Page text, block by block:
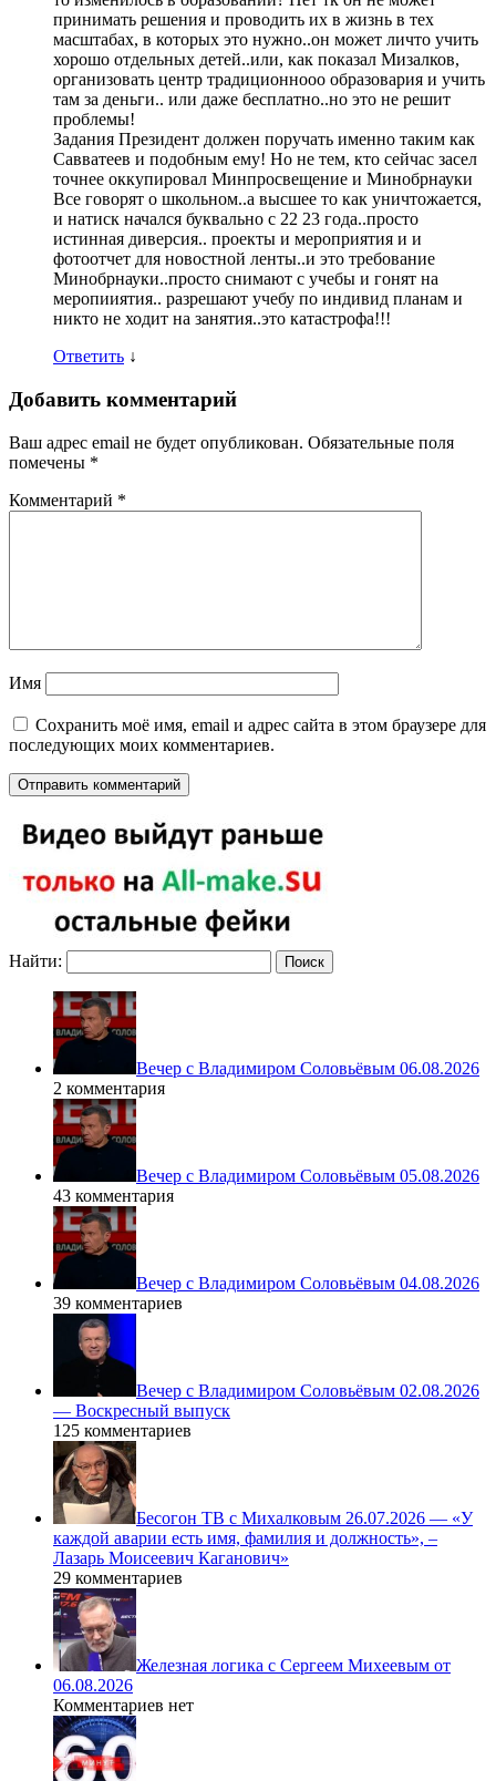
принимать решения и проводить их в жизнь в тех
масштабах, в которых это нужно..он может личто учить
хорошо отдельных детей..или, как показал Мизалков,
организовать центр традиционнооо образовария и учить
там за деньги.. или даже бесплатно..но это не решит
проблемы!
Задания Президент должен поручать именно таким как
Савватеев и подобным ему! Но не тем, кто сейчас засел
точнее оккупировал Минпросвещение и Минобрнауки
Все говорят о школьном..а высшее то как уничтожается,
и натиск начался буквально с 22 23 года..просто
истинная диверсия.. проекты и мероприятия и и
фотоотчет для новостной ленты..и это требование
Минобрнауки..просто снимают с учебы и гонят на
меропииятия.. разрешают учебу по индивид планам и
никто не ходит на занятия..это катастрофа!!!
Ответить ↓
Добавить комментарий
Ваш адрес email не будет опубликован. Обязательные поля
помечены *
Комментарий *
Имя
Сохранить моё имя, email и адрес сайта в этом браузере для
последующих моих комментариев.
Найти:
Вечер с Владимиром Соловьёвым 06.08.2026
2 комментария
Вечер с Владимиром Соловьёвым 05.08.2026
43 комментария
Вечер с Владимиром Соловьёвым 04.08.2026
39 комментариев
Вечер с Владимиром Соловьёвым 02.08.2026
— Воскресный выпуск
125 комментариев
Бесогон ТВ с Михалковым 26.07.2026 — «У
каждой аварии есть имя, фамилия и должность», –
Лазарь Моисеевич Каганович»
29 комментариев
Железная логика с Сергеем Михеевым от
06.08.2026
Комментариев нет